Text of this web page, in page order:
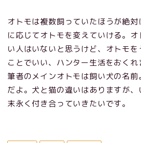
オトモは複数飼っていたほうが絶
に応じてオトモを変えていける。
い人はいないと思うけど、オトモ
ことでいい、ハンター生活をおく
筆者のメインオトモは飼い犬の名
だよ。犬と猫の違いはありますが、
末永く付き合っていきたいです。